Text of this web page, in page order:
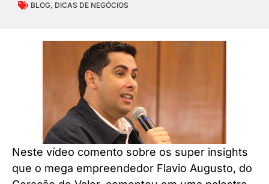
BLOG, DICAS DE NEGÓCIOS
Neste vídeo comento sobre os super insights
que o mega empreendedor Flavio Augusto, do